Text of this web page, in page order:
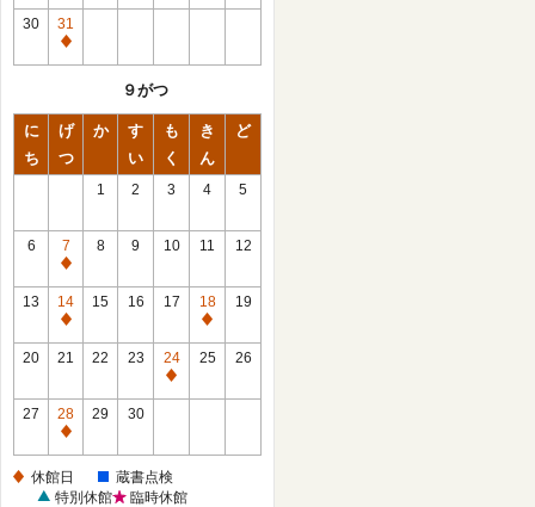
館
日
30
31
休
９がつ
に
ち
げ
つ
か
す
い
も
く
き
ん
ど
1 2 3 4 5
6
7
休
館
日
8 9 10 11 12
13
14
休
館
15 16 17
18
休
館
19
20 21 22 23
24
休
25 26
27
28
休
日
29 30
休館日
蔵書点検
特別休館
臨時休館